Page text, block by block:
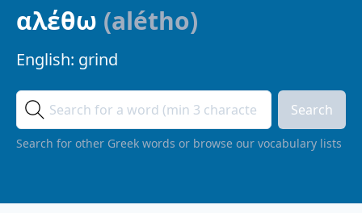
αλέθω (alétho)
English: grind
Search
Search for other Greek words or browse our vocabulary lists